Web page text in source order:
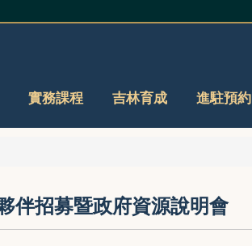
實務課程 吉林育成 進駐預約
伴招募暨政府資源說明會